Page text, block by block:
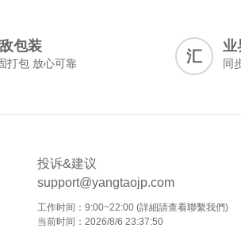
包装
打包 放心可靠 汇
业
同
投诉&建议
support@yangtaojp.com
工作时间：9:00~22:00 (詳細請查看聯繫我們)
当前时间：2026/8/6 23:37:50